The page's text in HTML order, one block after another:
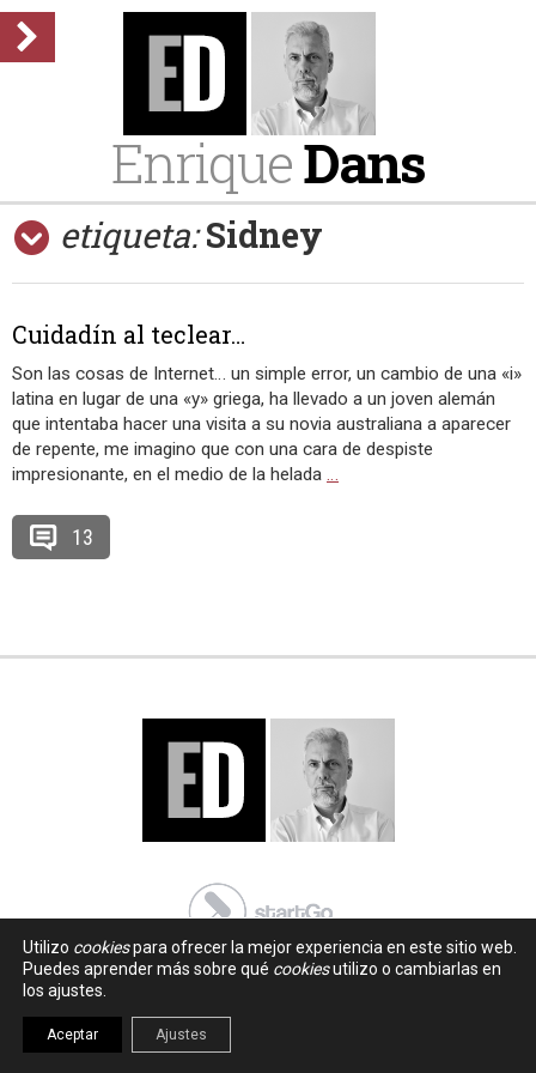
EnriqueDans
etiqueta: Sidney
Cuidadín al teclear…
Son las cosas de Internet… un simple error, un cambio de una «i»
latina en lugar de una «y» griega, ha llevado a un joven alemán
que intentaba hacer una visita a su novia australiana a aparecer
de repente, me imagino que con una cara de despiste
impresionante, en el medio de la helada …
13
Utilizo cookiespara ofrecer la mejor experiencia en este sitio web.
Puedes aprender más sobre qué cookiesutilizo o cambiarlas en
los ajustes.
Aceptar Ajustes